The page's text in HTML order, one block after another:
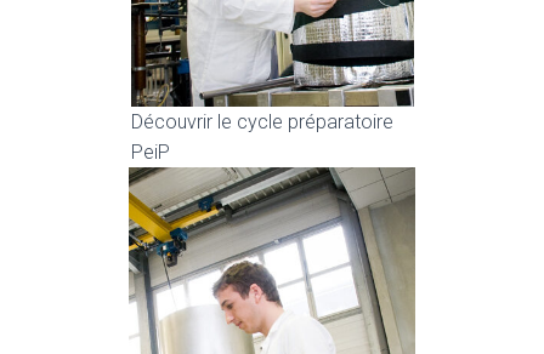
Découvrir le cycle préparatoire
PeiP